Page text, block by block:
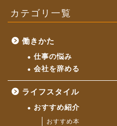
カテゴリ一覧
働きかた
仕事の悩み
会社を辞める
ライフスタイル
おすすめ紹介
おすすめ本